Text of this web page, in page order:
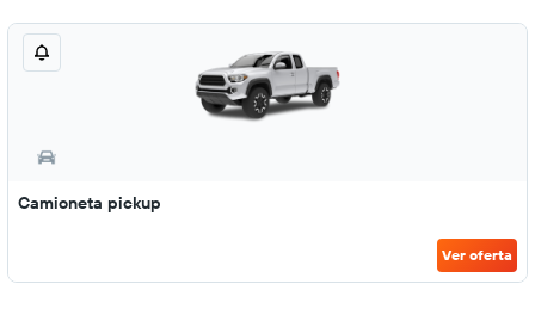
Camioneta pickup
Ver oferta